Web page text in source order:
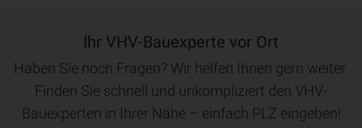
Ihr VHV-Bauexperte vor Ort
Haben Sie noch Fragen? Wir helfen Ihnen gern weiter.
Finden Sie schnell und unkompliziert den VHV-
Bauexperten in Ihrer Nähe – einfach PLZ eingeben!